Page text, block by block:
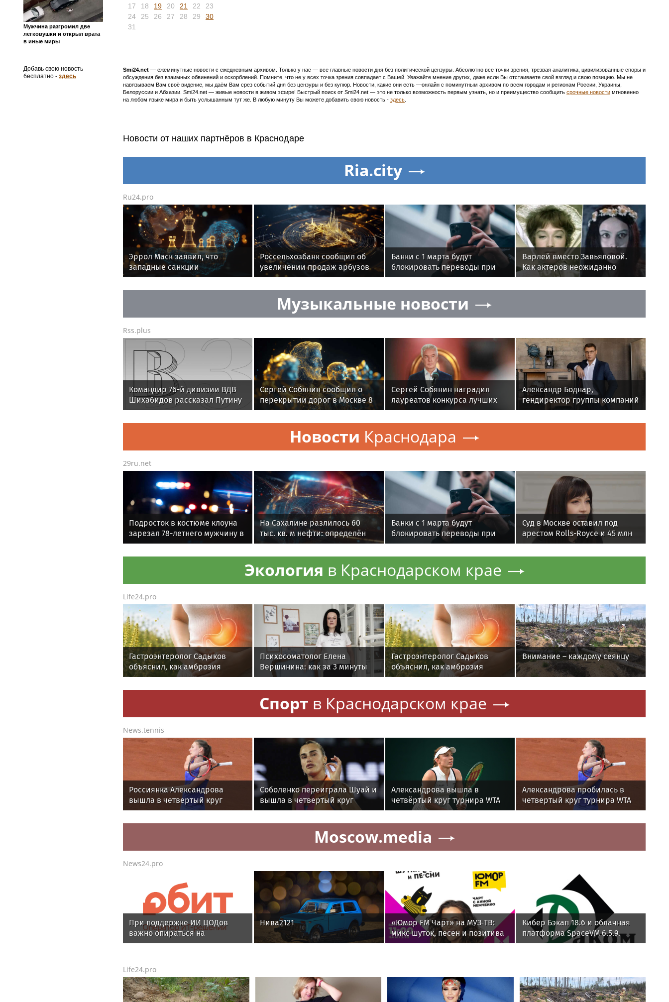
Мужчина разгромил две
легковушки и открыл врата
в иные миры
Добавь свою новость
бесплатно - здесь
17
18 19 20 21 22
23
24
25 26 27 28 29
30
31
Smi24.net — ежеминутные новости с ежедневным архивом. Только у нас — все главные новости дня без политической цензуры. Абсолютно все точки зрения, трезвая аналитика, цивилизованные споры и
обсуждения без взаимных обвинений и оскорблений. Помните, что не у всех точка зрения совпадает с Вашей. Уважайте мнение других, даже если Вы отстаиваете свой взгляд и свою позицию. Мы не
навязываем Вам своё видение, мы даём Вам срез событий дня без цензуры и без купюр. Новости, какие они есть —онлайн с поминутным архивом по всем городам и регионам России, Украины,
Белоруссии и Абхазии. Smi24.net — живые новости в живом эфире! Быстрый поиск от Smi24.net — это не только возможность первым узнать, но и преимущество сообщить срочные новости мгновенно
на любом языке мира и быть услышанным тут же. В любую минуту Вы можете добавить свою новость - здесь
Новости от наших партнёров в Краснодаре
Ria.city
Ru24.pro
Эррол Маск заявил, что
западные санкции
неэффективны для России
Россельхозбанк сообщил об
увеличении продаж арбузов
среди русских
Банки с 1 марта будут
блокировать переводы при
обнаружении вируса на
Варлей вместо Завьяловой.
Как актеров неожиданно
меняли на съемках
Музыкальные новости
Rss.plus
Командир 76-й дивизии ВДВ
Шихабидов рассказал Путину
о бодром настрое бойцов
Сергей Собянин сообщил о
перекрытии дорог в Москве 8
и 9 августа
Сергей Собянин наградил
лауреатов конкурса лучших
строительных проектов
Александр Боднар,
гендиректор группы компаний
«Рюрик»: «В это сложное
время наш опыт и
Новости Краснодара
29ru.net
Подросток в костюме клоуна
зарезал 78-летнего мужчину в
США
На Сахалине разлилось 60
тыс. кв. м нефти: определён
источник
Банки с 1 марта будут
блокировать переводы при
обнаружении вируса на
устройстве
Суд в Москве оставил под
арестом Rolls-Royce и 45 млн
рублей блогера Лерчек
Экология в Краснодарском крае
Life24.pro
Гастроэнтеролог Садыков
объяснил, как амброзия
может влиять на ЖКТ
Психосоматолог Елена
Вершинина: как за 3 минуты
вернуть себе равновесие
Гастроэнтеролог Садыков
объяснил, как амброзия
может влиять на ЖКТ
Внимание – каждому сеянцу
Спорт в Краснодарском крае
News.tennis
Россиянка Александрова
вышла в четвертый круг
"тысячника" в Торонто
Соболенко переиграла Шуай и
вышла в четвертый круг
турнира в Торонто
Александрова вышла в
четвёртый круг турнира WTA
1000 в Торонто
Александрова пробилась в
четвертый круг турнира WTA
1000 в Торонто
Moscow.media
News24.pro
При поддержке ИИ ЦОДов
важно опираться на
рыночный спрос
Нива2121
«Юмор FM Чарт» на МУЗ‑ТВ:
микс шуток, песен и позитива
Кибер Бэкап 18.6 и облачная
платформа SpaceVM 6.5.9.
успешно прошли испытания
Life24.pro